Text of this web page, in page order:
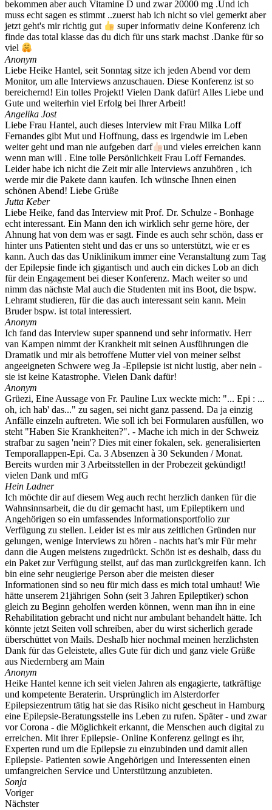
bekommen aber auch Vitamine D und zwar 20000 mg .Und ich
muss echt sagen es stimmt ..zuerst hab ich nicht so viel gemerkt aber
jetzt geht's mir richtig gut
super informativ deine Konferenz ich
finde das total klasse das du dich für uns stark machst .Danke für so
viel
Anonym
Liebe Heike Hantel, seit Sonntag sitze ich jeden Abend vor dem
Monitor, um alle Interviews anzuschauen. Diese Konferenz ist so
bereichernd! Ein tolles Projekt! Vielen Dank dafür! Alles Liebe und
Gute und weiterhin viel Erfolg bei Ihrer Arbeit!
Angelika Jost
Liebe Frau Hantel, auch dieses Interview mit Frau Milka Loff
Fernandes gibt Mut und Hoffnung, dass es irgendwie im Leben
weiter geht und man nie aufgeben darf
und vieles erreichen kann
wenn man will . Eine tolle Persönlichkeit Frau Loff Fernandes.
Leider habe ich nicht die Zeit mir alle Interviews anzuhören , ich
werde mir die Pakete dann kaufen. Ich wünsche Ihnen einen
schönen Abend! Liebe Grüße
Jutta Keber
Liebe Heike, fand das Interview mit Prof. Dr. Schulze - Bonhage
echt interessant. Ein Mann den ich wirklich sehr gerne höre, der
Ahnung hat von dem was er sagt. Finde es auch sehr schön, dass er
hinter uns Patienten steht und das er uns so unterstützt, wie er es
kann. Auch das das Uniklinikum immer eine Veranstaltung zum Tag
der Epilepsie finde ich gigantisch und auch ein dickes Lob an dich
für dein Engagement bei dieser Konferenz. Mach weiter so und
nimm das nächste Mal auch die Studenten mit ins Boot, die bspw.
Lehramt studieren, für die das auch interessant sein kann. Mein
Bruder bspw. ist total interessiert.
Anonym
Ich fand das Interview super spannend und sehr informativ. Herr
van Kampen nimmt der Krankheit mit seinen Ausführungen die
Dramatik und mir als betroffene Mutter viel von meiner selbst
angeeigneten Schwere weg Ja -Epilepsie ist nicht lustig, aber nein -
sie ist keine Katastrophe. Vielen Dank dafür!
Anonym
Grüezi, Eine Aussage von Fr. Pauline Lux weckte mich: "... Epi : ...
oh, ich hab' das..." zu sagen, sei nicht ganz passend. Da ja einzig
Anfälle einzeln auftreten. Wie soll ich bei Formularen ausfüllen, wo
steht "Haben Sie Krankheiten?". - Mache ich mich in der Schweiz
strafbar zu sagen 'nein'? Dies mit einer fokalen, sek. generalisierten
Temporallappen-Epi. Ca. 3 Absenzen à 30 Sekunden / Monat.
Bereits wurden mir 3 Arbeitsstellen in der Probezeit gekündigt!
vielen Dank und mfG
Hein Ladner
Ich möchte dir auf diesem Weg auch recht herzlich danken für die
Wahnsinnsarbeit, die du dir gemacht hast, um Epileptikern und
Angehörigen so ein umfassendes Informationsportfolio zur
Verfügung zu stellen. Leider ist es mir aus zeitlichen Gründen nur
gelungen, wenige Interviews zu hören - nachts hat’s mir Für mehr
dann die Augen meistens zugedrückt. Schön ist es deshalb, dass du
ein Paket zur Verfügung stellst, auf das man zurückgreifen kann. Ich
bin eine sehr neugierige Person aber die meisten dieser
Informationen sind so neu für mich dass es mich total umhaut! Wie
hätte unserem 21jährigen Sohn (seit 3 Jahren Epileptiker) schon
gleich zu Beginn geholfen werden können, wenn man ihn in eine
Rehabilitation gebracht und nicht nur ambulant behandelt hätte. Ich
könnte jetzt Seiten voll schreiben, aber du wirst sicherlich gerade
überschüttet von Mails. Deshalb hier nochmal meinen herzlichsten
Dank für das Geleistete, alles Gute für dich und ganz viele Grüße
aus Niedernberg am Main
Anonym
Heike Hantel kenne ich seit vielen Jahren als engagierte, tatkräftige
und kompetente Beraterin. Ursprünglich im Alsterdorfer
Epilepsiezentrum tätig hat sie das Risiko nicht gescheut in Hamburg
eine Epilepsie-Beratungsstelle ins Leben zu rufen. Später - und zwar
vor Corona - die Möglichkeit erkannt, die Menschen auch digital zu
erreichen. Mit ihrer Epilepsie- Online Konferenz gelingt es ihr,
Experten rund um die Epilepsie zu einzubinden und damit allen
Epilepsie- Patienten sowie Angehörigen und Interessenten einen
umfangreichen Service und Unterstützung anzubieten.
Sonja
Voriger
Nächster